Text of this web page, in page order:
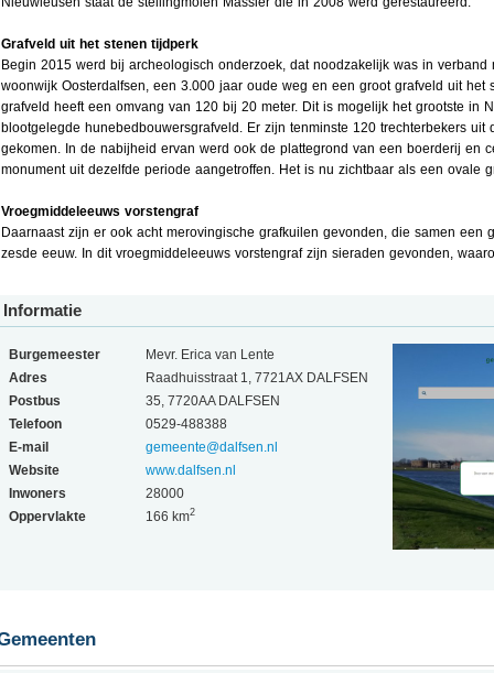
Grafveld uit het stenen tijdperk
Begin 2015 werd bij archeologisch onderzoek, dat noodzakelijk was in
woonwijk Oosterdalfsen, een 3.000 jaar oude weg en een groot grafveld uit het
grafveld heeft een omvang van 120 bij 20 meter. Dit is mogelijk het grootste in
blootgelegde hunebedbouwersgrafveld. Er zijn tenminste 120 trechterbekers uit
gekomen. In de nabijheid ervan werd ook de plattegrond van een boerderij en
monument uit dezelfde periode aangetroffen. Het is nu zichtbaar als een ovale
Vroegmiddeleeuws vorstengraf
Daarnaast zijn er ook acht merovingische grafkuilen gevonden, die samen een
zesde eeuw. In dit vroegmiddeleeuws vorstengraf zijn sieraden gevonden,
Informatie
Burgemeester
Mevr. Erica van Lente
Adres
Raadhuisstraat 1, 7721AX DALFSEN
Postbus
35, 7720AA DALFSEN
Telefoon
0529-488388
E-mail
gemeente@dalfsen.nl
Website
www.dalfsen.nl
Inwoners
28000
Oppervlakte
166 km2